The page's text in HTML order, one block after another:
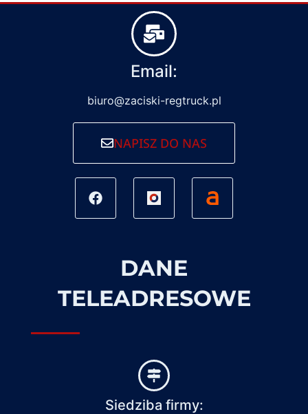
Email:
biuro@zaciski-regtruck.pl
NAPISZ DO NAS
DANE
TELEADRESOWE
Siedziba firmy: